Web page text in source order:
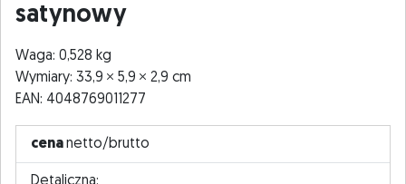
satynowy
Waga: 0,528 kg
Wymiary: 33,9
5,9
2,9 cm
EAN: 4048769011277
cenanetto/brutto
Detaliczna: